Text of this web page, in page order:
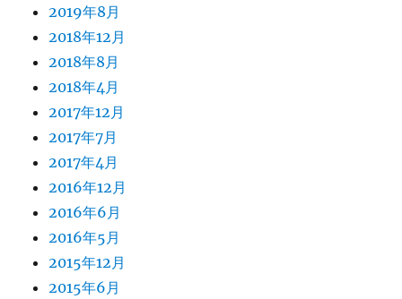
2019年8月
2018年12月
2018年8月
2018年4月
2017年12月
2017年7月
2017年4月
2016年12月
2016年6月
2016年5月
2015年12月
2015年6月